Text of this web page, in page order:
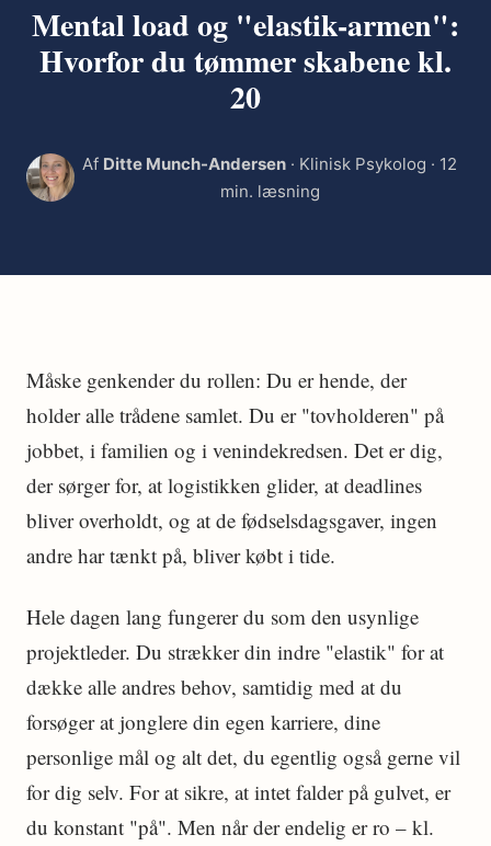
Mental load og "elastik-armen":
Hvorfor du tømmer skabene kl.
20
Af Ditte Munch-Andersen · Klinisk Psykolog · 12
min. læsning
Måske genkender du rollen: Du er hende, der
holder alle trådene samlet. Du er "tovholderen" på
jobbet, i familien og i venindekredsen. Det er dig,
der sørger for, at logistikken glider, at deadlines
bliver overholdt, og at de fødselsdagsgaver, ingen
andre har tænkt på, bliver købt i tide.
Hele dagen lang fungerer du som den usynlige
projektleder. Du strækker din indre "elastik" for at
dække alle andres behov, samtidig med at du
forsøger at jonglere din egen karriere, dine
personlige mål og alt det, du egentlig også gerne vil
for dig selv. For at sikre, at intet falder på gulvet, er
du konstant "på". Men når der endelig er ro – kl.